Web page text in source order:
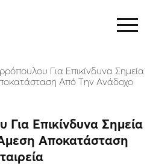
Για Επικίνδυνα Σημεία
Από Την Ανάδοχο
Επικίνδυνα Σημεία
Αποκατάσταση